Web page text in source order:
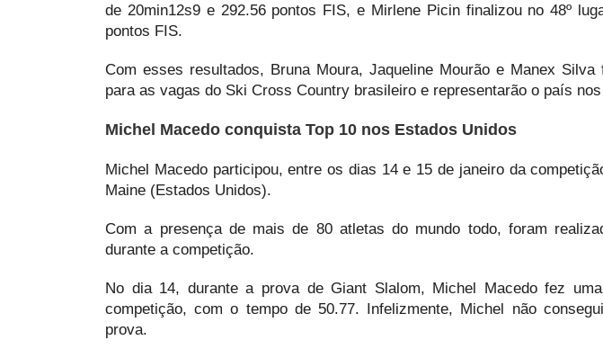
de 20min12s9 e 292.56 pontos FIS, e Mirlene Picin finalizou no 48º
pontos FIS.
Com esses resultados, Bruna Moura, Jaqueline Mourão e Manex
para as vagas do Ski Cross Country brasileiro e representarão o país
Michel Macedo conquista Top 10 nos Estados Unidos
Michel Macedo participou, entre os dias 14 e 15 de janeiro da
Maine (Estados Unidos).
Com a presença de mais de 80 atletas do mundo todo, foram
durante a competição.
No dia 14, durante a prova de Giant Slalom, Michel Macedo fez
competição, com o tempo de 50.77. Infelizmente, Michel não
prova.